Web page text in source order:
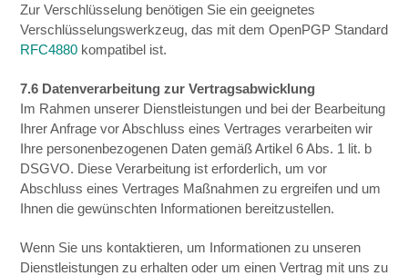
Zur Verschlüsselung benötigen Sie ein geeignetes
Verschlüsselungswerkzeug, das mit dem OpenPGP Standard
RFC4880 kompatibel ist.
7.6 Datenverarbeitung zur Vertragsabwicklung
Im Rahmen unserer Dienstleistungen und bei der Bearbeitung
Ihrer Anfrage vor Abschluss eines Vertrages verarbeiten wir
Ihre personenbezogenen Daten gemäß Artikel 6 Abs. 1 lit. b
DSGVO. Diese Verarbeitung ist erforderlich, um vor
Abschluss eines Vertrages Maßnahmen zu ergreifen und um
Ihnen die gewünschten Informationen bereitzustellen.
Wenn Sie uns kontaktieren, um Informationen zu unseren
Dienstleistungen zu erhalten oder um einen Vertrag mit uns zu